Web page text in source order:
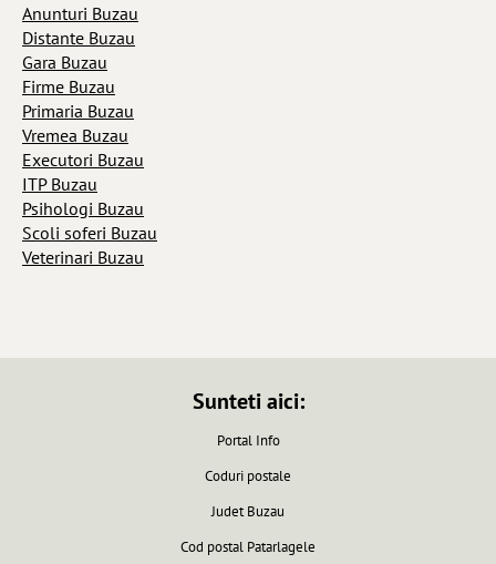
Anunturi Buzau
Distante Buzau
Gara Buzau
Firme Buzau
Primaria Buzau
Vremea Buzau
Executori Buzau
ITP Buzau
Psihologi Buzau
Scoli soferi Buzau
Veterinari Buzau
Sunteti aici:
Portal Info
Coduri postale
Judet Buzau
Cod postal Patarlagele